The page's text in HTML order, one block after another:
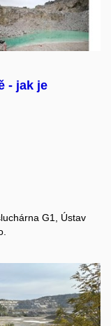
- jak je
G1, Ústav